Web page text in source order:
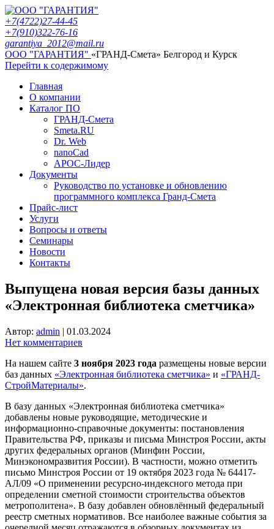
+7(4722)27-44-45
+7(910)322-76-16
garantiya_2012@mail.ru
ООО "ГАРАНТИЯ" «ГРАНД-Смета» Белгород и Курск
Перейти к содержимому
Главная
О компании
Каталог ПО
ГРАНД-Смета
Smeta.RU
Dr. Web
nanoCad
АРОС-Лидер
Документы
Руководство по установке и обновлению
программного комплекса Гранд-Смета
Прайс-лист
Услуги
Вопросы и ответы
Семинары
Новости
Контакты
Выпущена новая версия базы данных
«Электронная библиотека сметчика»
Автор: admin | 01.03.2024
Нет комментариев
На нашем сайте 3 ноября 2023 года размещены новые версии
баз данных «Электронная библиотека сметчика» и «ГРАНД-
СтройМатериалы».
В базу данных «Электронная библиотека сметчика»
добавлены новые руководящие, методические и
информационно-справочные документы: постановления
Правительства РФ, приказы и письма Минстроя России, акты
других федеральных органов (Минфин России,
Минэкономразвития России). В частности, можно отметить
письмо Минстроя России от 19 октября 2023 года № 64417-
АЛ/09 «О применении ресурсно-индексного метода при
определении сметной стоимости строительства объектов
метрополитена». В базу добавлен обновлённый федеральный
реестр сметных нормативов. Все наиболее важные события за